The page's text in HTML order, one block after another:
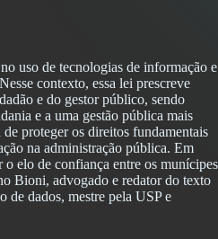
uso de tecnologias de informação e
contexto, essa lei prescreve
e do gestor público, sendo
e a uma gestão pública mais
proteger os direitos fundamentais
na administração pública. Em
o elo de confiança entre os munícipes
Bioni, advogado e redator do texto
de dados, mestre pela USP e